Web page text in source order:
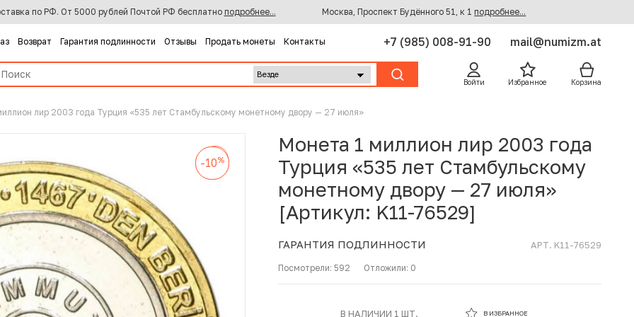
по РФ. От 5000 рублей Почтой РФ бесплатно подробнее... Москва, Проспект Будённого 51, к 1 подробнее...
Возврат Гарантия подлинности Отзывы Продать монеты Контакты +7 (985) 008-91-90 mail@numizm.at
Войти Избранное Корзина
лир 2003 года Турция «535 лет Стамбульскому монетному двору — 27 июля»
-10%
-10%
-10%
Монета 1 миллион лир 2003 года
Турция «535 лет Стамбульскому
монетному двору — 27 июля»
[Артикул: K11-76529]
ГАРАНТИЯ ПОДЛИННОСТИ АРТ. K11-76529
Посмотрели: 592 Отложили: 0
В НАЛИЧИИ 1 ШТ.
В ИЗБРАННОЕ